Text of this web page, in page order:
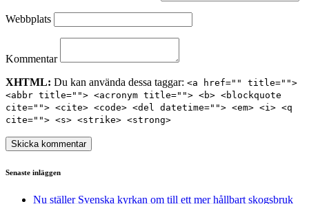
Webbplats
Kommentar
XHTML: Du kan använda dessa taggar: <a href="" title="">
<abbr title=""> <acronym title=""> <b> <blockquote
cite=""> <cite> <code> <del datetime=""> <em> <i> <q
cite=""> <s> <strike> <strong>
Senaste inläggen
Nu ställer Svenska kyrkan om till ett mer hållbart skogsbruk